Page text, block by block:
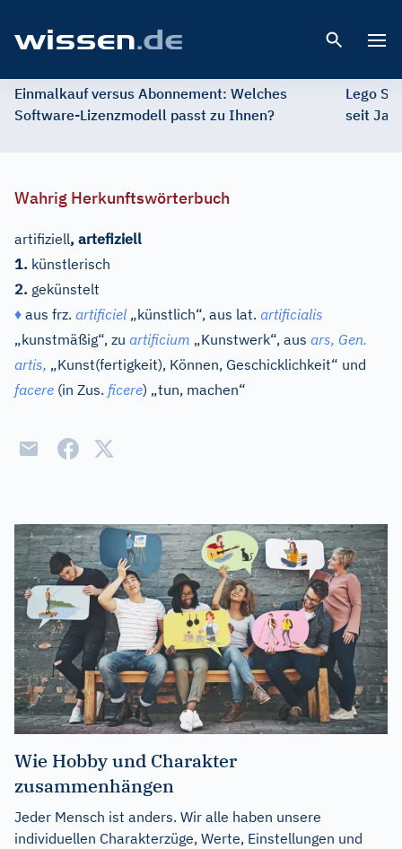
Einmalkauf versus Abonnement: Welches
Software-Lizenzmodell passt zu Ihnen?
Lego
seit
Wahrig Herkunftswörterbuch
artifiziell, artefiziell
1. künstlerisch
2. gekünstelt
♦ aus frz. artificiel „künstlich“, aus lat. artificialis
„kunstmäßig“, zu artificium „Kunstwerk“, aus ars, Gen.
artis, „Kunst(fertigkeit), Können, Geschicklichkeit“ und
facere (in Zus. ficere) „tun, machen“
Wie Hobby und Charakter
zusammenhängen
Jeder Mensch ist anders. Wir alle haben unsere
individuellen Charakterzüge, Werte, Einstellungen und